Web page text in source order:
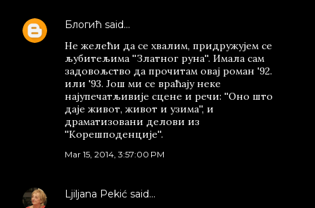
Блогић said…
Не желећи да се хвалим, придружујем се
љубитељима ''Златног руна''. Имала сам
задовољство да прочитам овај роман '92.
или '93. Још ми се враћају неке
најупечатљивије сцене и речи: ''Оно што
даје живот, живот и узима'', и
драматизовани делови из
''Корешподенције''.
Mar 15, 2014, 3:57:00 PM
Ljiljana Pekić said…